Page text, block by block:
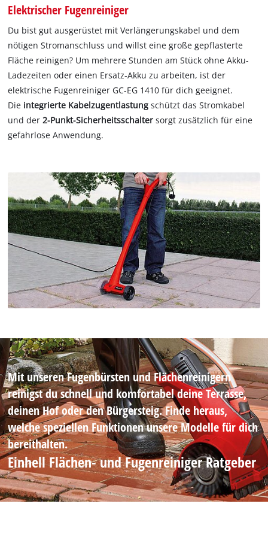
Elektrischer Fugenreiniger
Du bist gut ausgerüstet mit Verlängerungskabel und dem
nötigen Stromanschluss und willst eine große gepflasterte
Fläche reinigen? Um mehrere Stunden am Stück ohne Akku-
Ladezeiten oder einen Ersatz-Akku zu arbeiten, ist der
elektrische Fugenreiniger GC-EG 1410 für dich geeignet.
Die integrierte Kabelzugentlastung schützt das Stromkabel
und der2-Punkt-Sicherheitsschalter sorgt zusätzlich für eine
gefahrlose Anwendung.
Mit unseren Fugenbürsten und Flächenreinigern
reinigst du schnell und komfortabel deine Terrasse,
deinen Hof oder den Bürgersteig. Finde heraus,
welche speziellen Funktionen unsere Modelle für dich
bereithalten.
Einhell Flächen- und Fugenreiniger Ratgeber